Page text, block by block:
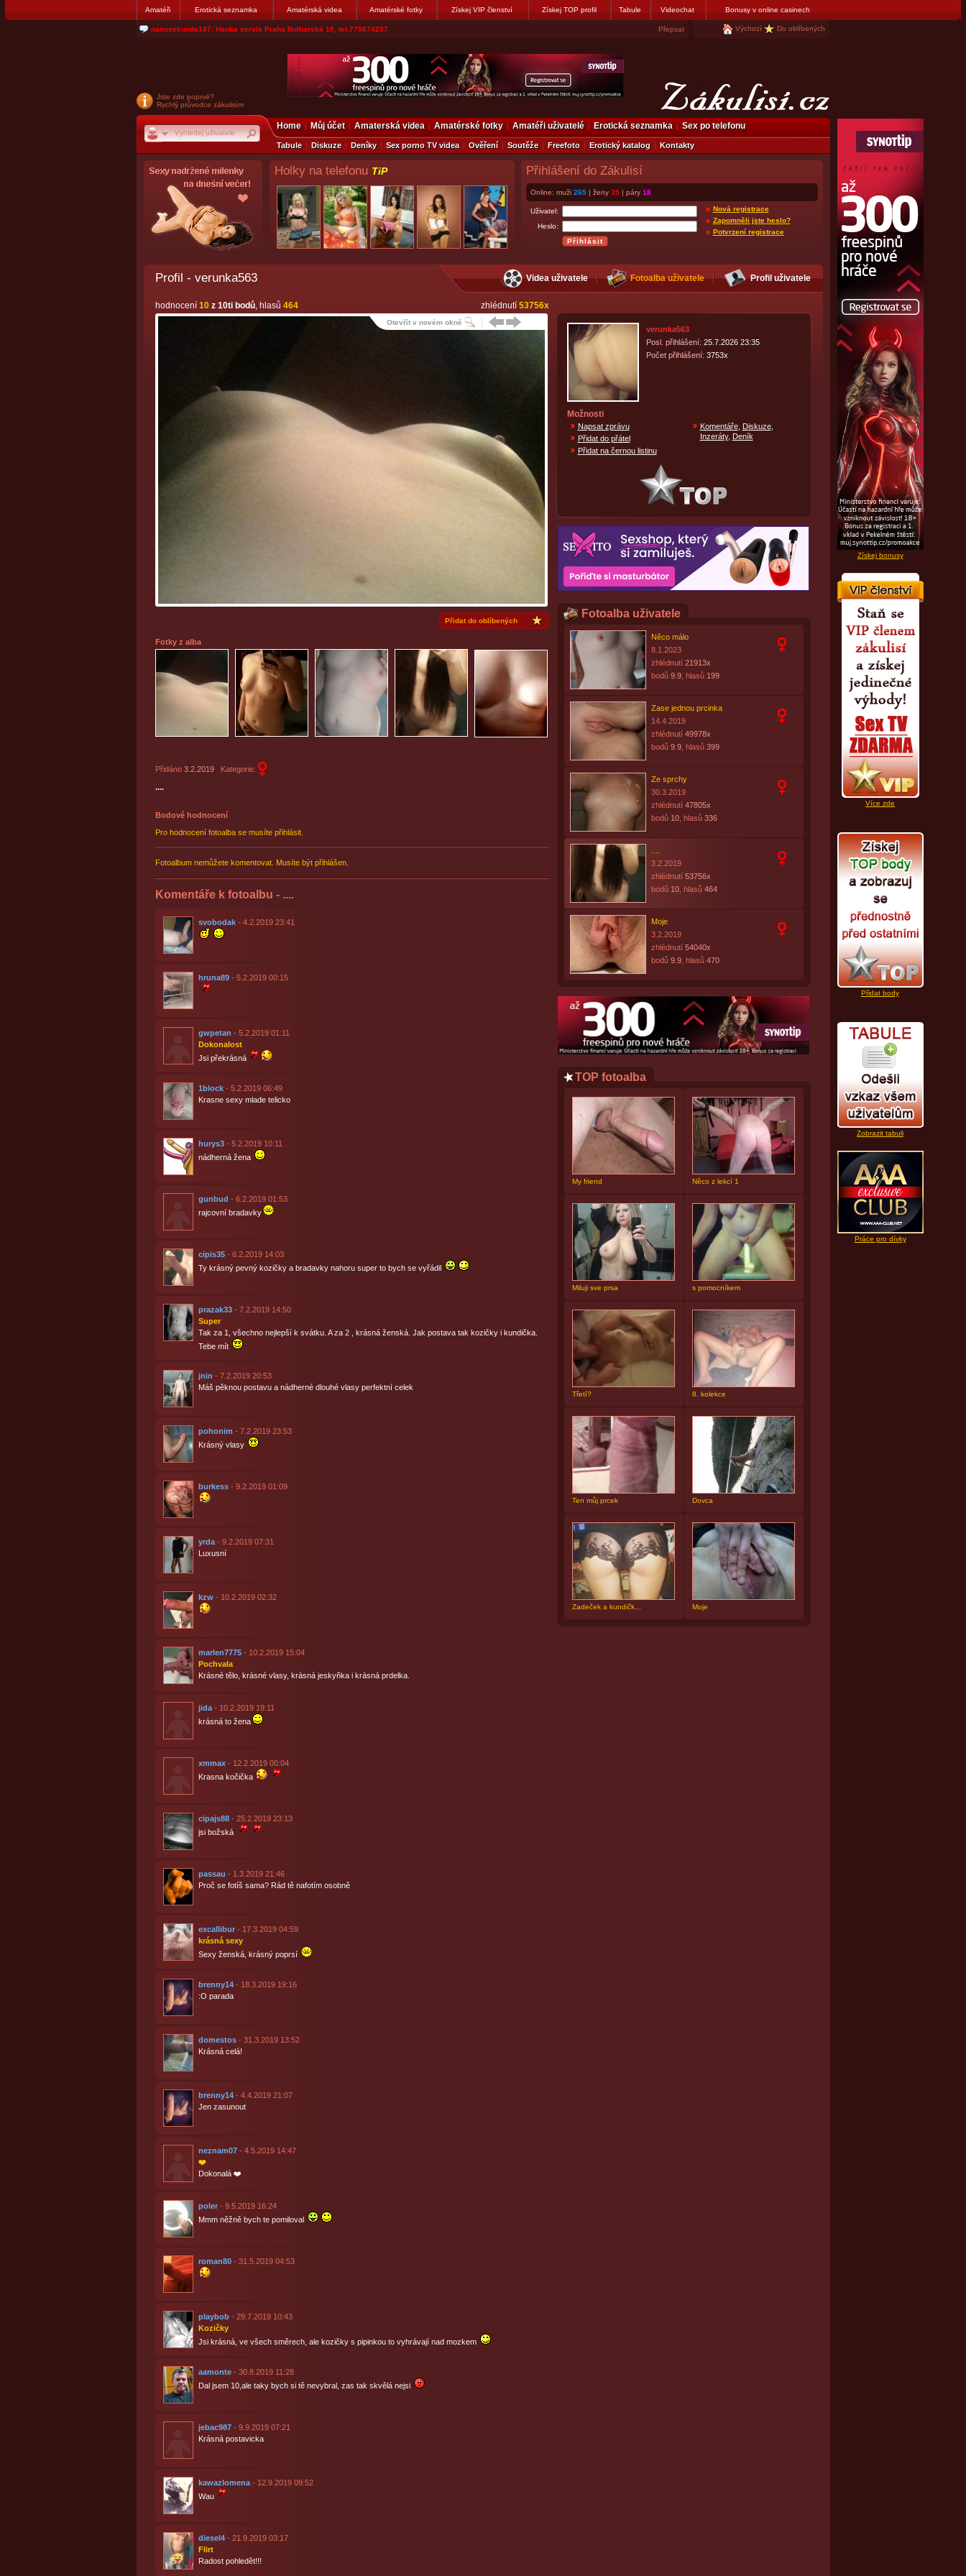
Amatéři Erotická seznamka Amatérská videa Amatérské fotky Získej VIP členství Získej TOP profil Tabule Videochat Bonusy v online casinech
jjoseff: Najde se par, ktery nekdy přemýšlel o divákovi. Napiste Přepsat Výchozí Do oblíbených
Získej bonusy
Více zde
Přidat body
Zobrazit tabuli
Práce pro dívky
Jste zde poprvé?
Rychlý průvodce zákulisím
Home Můj účet Amaterská videa Amatérské fotky Amatéři uživatelé Erotická seznamka Sex po telefonu
Tabule Diskuze Deníky Sex porno TV videa Ověření Soutěže Freefoto Erotický katalog Kontakty
Holky na telefonu TiP Přihlášení do Zákulisí
Online: muži 265| ženy 35| páry 18
Uživatel:
Heslo:
Nová registrace
Zapomněli jste heslo?
Potvrzení registrace
Profil - verunka563 Videa uživatele Fotoalba uživatele Profil uživatele
zhlédnutí 53756x
hodnocení 10z 10ti bodů, hlasů 464
Otevřít v novém okně
Přidat do oblíbených
Fotky z alba
Přidáno 3.2.2019 Kategorie:
....
Bodové hodnocení
Pro hodnocení fotoalba se musíte přihlásit.
Fotoalbum nemůžete komentovat. Musíte být přihlášen.
Komentáře k fotoalbu - ....
svobodak- 4.2.2019 23:41
hruna89- 5.2.2019 00:15
gwpetan - 5.2.2019 01:11
Dokonalost
Jsi překrásná
1block- 5.2.2019 06:49
Krasne sexy mlade telicko
hurys3- 5.2.2019 10:11
nádherná žena
gunbud - 6.2.2019 01:53
rajcovní bradavky
cipis35- 6.2.2019 14:03
Ty krásný pevný kozičky a bradavky nahoru super to bych se vyřádil
prazak33- 7.2.2019 14:50
Super
Tak za 1, všechno nejlepší k svátku. A za 2 , krásná ženská. Jak postava tak kozičky i kundička.
Tebe mít
jnin - 7.2.2019 20:53
Máš pěknou postavu a nádherné dlouhé vlasy perfektní celek
pohonim - 7.2.2019 23:53
Krásný vlasy
burkess- 9.2.2019 01:09
yrda- 9.2.2019 07:31
Luxusní
kzw- 10.2.2019 02:32
marlen7775- 10.2.2019 15:04
Pochvala
Krásné tělo, krásné vlasy, krásná jeskyňka i krásná prdelka.
jida- 10.2.2019 19:11
krásná to žena
xmmax- 12.2.2019 00:04
Krasna kočička
cipajs88- 25.2.2019 23:13
jsi božská
passau - 1.3.2019 21:46
Proč se fotíš sama? Rád tě nafotím osobně
excallibur- 17.3.2019 04:59
krásná sexy
Sexy ženská, krásný poprsí
brenny14- 18.3.2019 19:16
:O parada
domestos- 31.3.2019 13:52
Krásná celá!
brenny14- 4.4.2019 21:07
Jen zasunout
neznam07- 4.5.2019 14:47
❤️
Dokonalá ❤️
poler- 9.5.2019 16:24
Mmm něžně bych te pomiloval
roman80- 31.5.2019 04:53
playbob- 29.7.2019 10:43
Kozičky
Jsi krásná, ve všech směrech, ale kozičky s pipinkou to vyhrávají nad mozkem
aamonte- 30.8.2019 11:28
Dal jsem 10,ale taky bych si tě nevybral, zas tak skvělá nejsi
jebac987- 9.9.2019 07:21
Krásná postavicka
kawazlomena- 12.9.2019 09:52
Wau
diesel4- 21.9.2019 03:17
Flirt
Radost pohledět!!!
verunka563
Posl. přihlášení: 25.7.2026 23:35
Počet přihlášení: 3753x
Možnosti
Napsat zprávu
Přidat do přátel
Přidat na černou listinu
Komentáře, Diskuze,
Inzeráty, Deník
Fotoalba uživatele
Něco málo
8.1.2023
zhlédnutí 21913x
bodů 9.9, hlasů 199
Zase jednou prcinka
14.4.2019
zhlédnutí 49978x
bodů 9.9, hlasů 399
Ze sprchy
30.3.2019
zhlédnutí 47805x
bodů 10, hlasů 336
3.2.2019
zhlédnutí 53756x
bodů 10, hlasů 464
Moje
3.2.2019
zhlédnutí 54040x
bodů 9.9, hlasů 470
TOP fotoalba
My friend Něco z lekcí 1
Miluji sve prsa s pomocníkem
Třetí? 8. kolekce
Ten můj prcek Dovca
Zadeček a kundičk... Moje